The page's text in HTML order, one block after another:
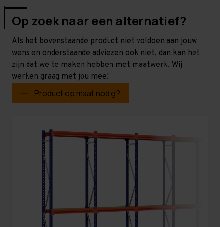
Op zoek naar een alternatief?
Als het bovenstaande product niet voldoen aan jouw
wens en onderstaande adviezen ook niet, dan kan het
zijn dat we te maken hebben met maatwerk. Wij
werken graag met jou mee!
Product op maat nodig?